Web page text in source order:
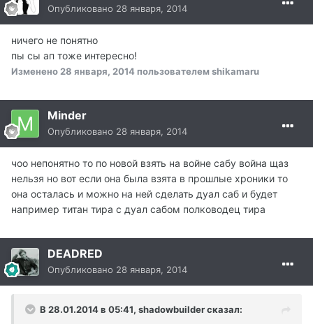
Опубликовано 28 января, 2014
ничего не понятно
пы сы ап тоже интересно!
Изменено 28 января, 2014пользователем shikamaru
Minder
Опубликовано 28 января, 2014
чоо непонятно то по новой взять на войне сабу война щаз
нельзя но вот если она была взята в прошлые хроники то
она осталась и можно на ней сделать дуал саб и будет
например титан тира с дуал сабом полководец тира
DEADRED
Опубликовано 28 января, 2014
В 28.01.2014 в 05:41, shadowbuilder сказал: